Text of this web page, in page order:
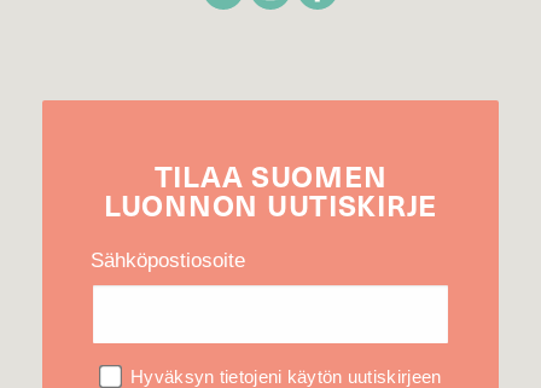
TILAA SUOMEN
LUONNON UUTIS­KIRJE
Sähköpostiosoite
Hyväksyn tietojeni käytön uutiskirjeen